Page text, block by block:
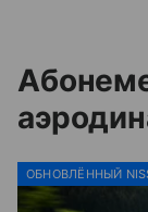
ОБНОВЛЁННЫЙ